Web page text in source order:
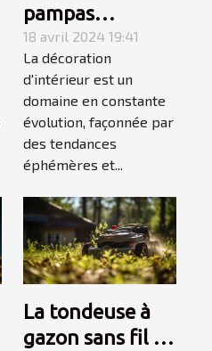
pampas
influencent les
tendances en
décoration
d'intérieur en
2023
18 avril 2024 19:41
La décoration
d'intérieur est un
domaine en constante
évolution, façonnée par
des tendances
éphémères et...
La tondeuse à
gazon sans fil :